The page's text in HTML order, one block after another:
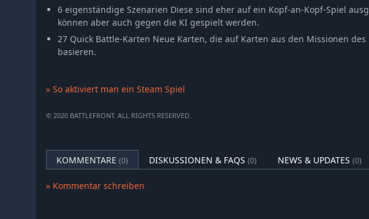
6 eigenständige Szenarien Diese sind eher auf ein Kopf-an-Kopf-Spiel
können aber auch gegen die KI gespielt werden.
27 Quick Battle-Karten Neue Karten, die auf Karten aus den Missionen des
basieren.
» So aktiviert man ein Steam Spiel
© 2020 BATTLEFRONT. ALL RIGHTS RESERVED.
KOMMENTARE (0) DISKUSSIONEN & FAQS (0) NEWS & UPDATES (0)
» Kommentar schreiben